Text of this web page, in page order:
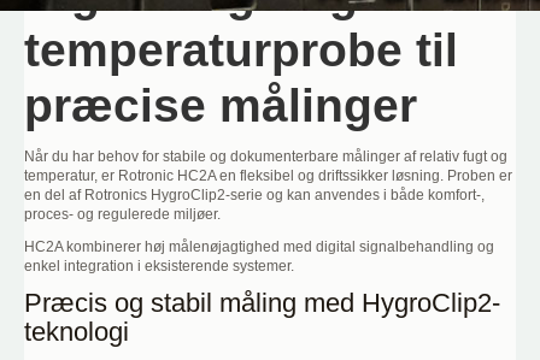
temperaturprobe til
præcise målinger
Når du har behov for stabile og dokumenterbare målinger af relativ fugt og
temperatur, er Rotronic HC2A en fleksibel og driftssikker løsning. Proben er
en del af Rotronics HygroClip2-serie og kan anvendes i både komfort-,
proces- og regulerede miljøer.
HC2A kombinerer høj målenøjagtighed med digital signalbehandling og
enkel integration i eksisterende systemer.
Præcis og stabil måling med HygroClip2-
teknologi